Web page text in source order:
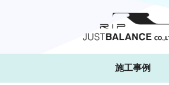
施工事例